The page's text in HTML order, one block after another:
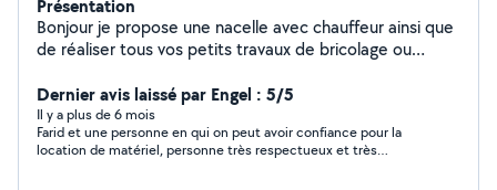
Présentation
Bonjour je propose une nacelle avec chauffeur ainsi que
de réaliser tous vos petits travaux de bricolage ou
Si vous avez besoin d'une personne pour entretenir
votre jardin, nettoyer vos gouttières réaliser du petit
élagage ou du bricolage contactez moi.
Dernier avis laissé par Engel : 5/5
Il y a plus de 6 mois
Farid et une personne en qui on peut avoir confiance pour la
location de matériel, personne très respectueux et très